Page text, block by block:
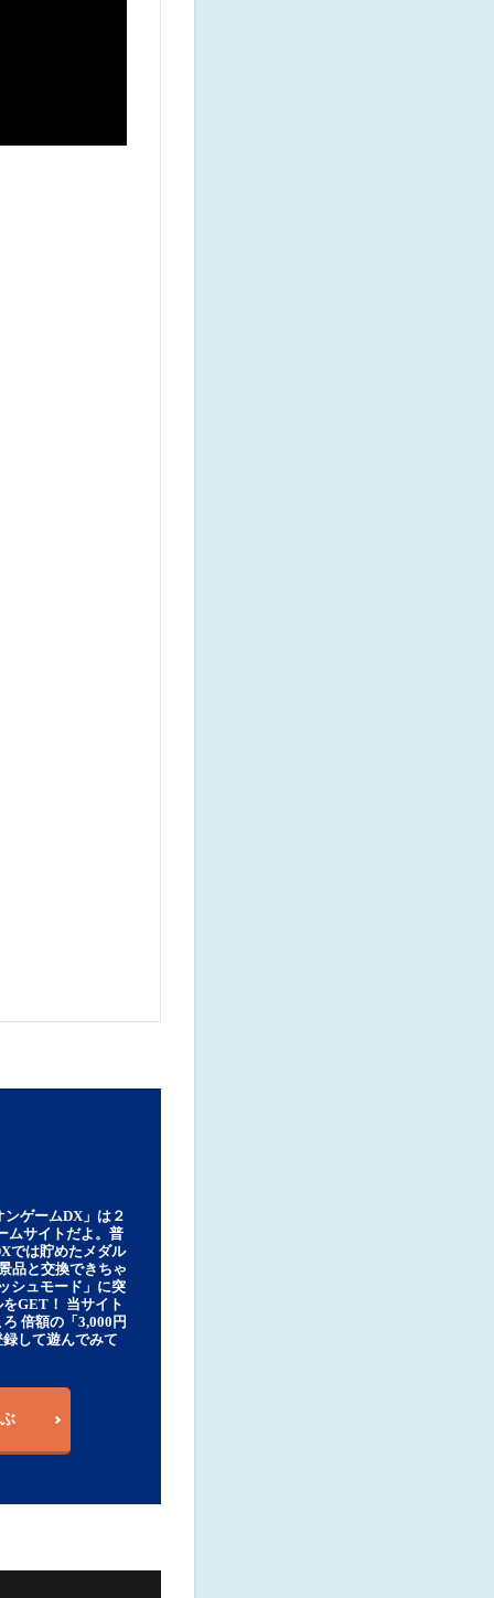
ゲームDX」は２
ムサイトだよ。普
では貯めたメダル
品と交換できちゃ
シュモード」に突
GET！ 当サイト
倍額の「3,000円
して遊んでみて